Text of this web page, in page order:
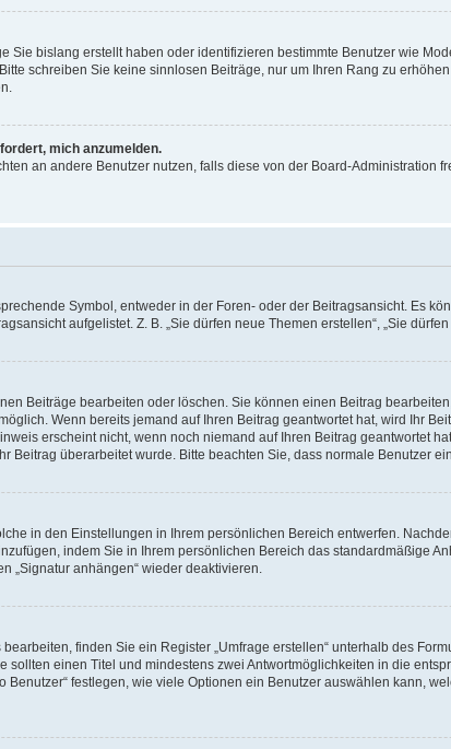
Sie bislang erstellt haben oder identifizieren bestimmte Benutzer wie
schreiben Sie keine sinnlosen Beiträge, nur um Ihren Rang zu
mich anzumelden.
an andere Benutzer nutzen, falls diese von der Board-Administration
Symbol, entweder in der Foren- oder der Beitragsansicht. Es
aufgelistet. Z. B. „Sie dürfen neue Themen erstellen“, „Sie
Beiträge bearbeiten oder löschen. Sie können einen Beitrag
Wenn bereits jemand auf Ihren Beitrag geantwortet hat, wird Ihr
erscheint nicht, wenn noch niemand auf Ihren Beitrag geantwortet
Beitrag überarbeitet wurde. Bitte beachten Sie, dass normale Benutzer
in den Einstellungen in Ihrem persönlichen Bereich entwerfen.
indem Sie in Ihrem persönlichen Bereich das standardmäßige
„Signatur anhängen“ wieder deaktivieren.
finden Sie ein Register „Umfrage erstellen“ unterhalb des
einen Titel und mindestens zwei Antwortmöglichkeiten in die
festlegen, wie viele Optionen ein Benutzer auswählen kann,